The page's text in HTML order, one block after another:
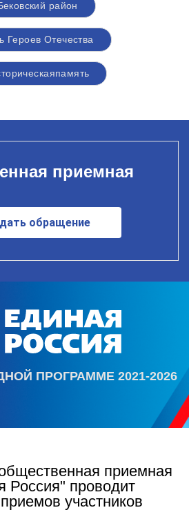
район
Героев Отечества
приемная
обращение
ПРОГРАММЕ 2021-2026
приемная
Россия" проводит
участников